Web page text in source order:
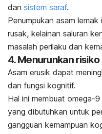
dan sistem saraf.
Penumpukan asam
rusak, kelainan saluran
masalah perilaku dan
4. Menurunkan
Asam erusik dapat
dan fungsi kognitif.
Hal ini membuat omega-
yang dibutuhkan untuk
gangguan kemampuan